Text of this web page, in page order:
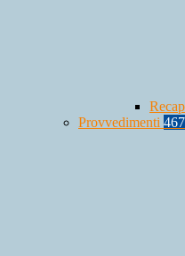
Provvedimenti 467